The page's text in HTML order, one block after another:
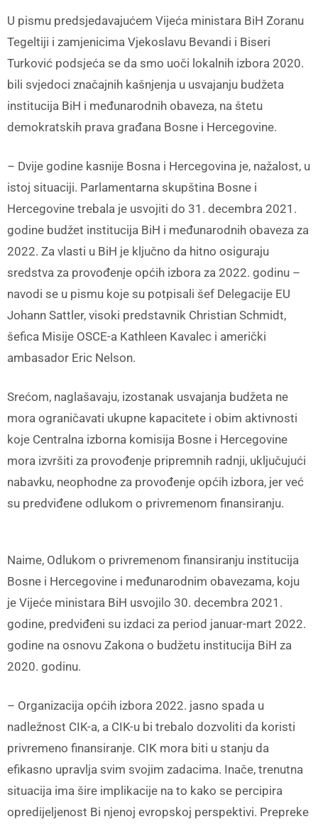
U pismu predsjedavajućem Vijeća ministara BiH Zoranu
Tegeltiji i zamjenicima Vjekoslavu Bevandi i Biseri
Turković podsjeća se da smo uoči lokalnih izbora 2020.
bili svjedoci značajnih kašnjenja u usvajanju budžeta
institucija BiH i međunarodnih obaveza, na štetu
demokratskih prava građana Bosne i Hercegovine.
– Dvije godine kasnije Bosna i Hercegovina je, nažalost, u
istoj situaciji. Parlamentarna skupština Bosne i
Hercegovine trebala je usvojiti do 31. decembra 2021.
godine budžet institucija BiH i međunarodnih obaveza za
2022. Za vlasti u BiH je ključno da hitno osiguraju
sredstva za provođenje općih izbora za 2022. godinu –
navodi se u pismu koje su potpisali šef Delegacije EU
Johann Sattler, visoki predstavnik Christian Schmidt,
šefica Misije OSCE-a Kathleen Kavalec i američki
ambasador Eric Nelson.
Srećom, naglašavaju, izostanak usvajanja budžeta ne
mora ograničavati ukupne kapacitete i obim aktivnosti
koje Centralna izborna komisija Bosne i Hercegovine
mora izvršiti za provođenje pripremnih radnji, uključujući
nabavku, neophodne za provođenje općih izbora, jer već
su predviđene odlukom o privremenom finansiranju.
Naime, Odlukom o privremenom finansiranju institucija
Bosne i Hercegovine i međunarodnim obavezama, koju
je Vijeće ministara BiH usvojilo 30. decembra 2021.
godine, predviđeni su izdaci za period januar-mart 2022.
godine na osnovu Zakona o budžetu institucija BiH za
2020. godinu.
– Organizacija općih izbora 2022. jasno spada u
nadležnost CIK-a, a CIK-u bi trebalo dozvoliti da koristi
privremeno finansiranje. CIK mora biti u stanju da
efikasno upravlja svim svojim zadacima. Inače, trenutna
situacija ima šire implikacije na to kako se percipira
opredijeljenost Bi njenoj evropskoj perspektivi. Prepreke